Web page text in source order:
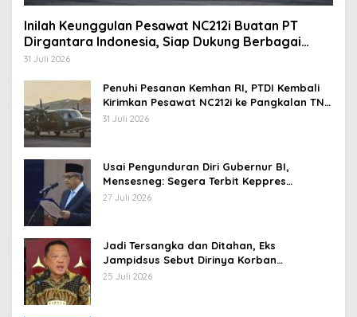
Inilah Keunggulan Pesawat NC212i Buatan PT
Dirgantara Indonesia, Siap Dukung Berbagai
Operasi TNI
31 Juli 2026
Penuhi Pesanan Kemhan RI, PTDI Kembali
Kirimkan Pesawat NC212i ke Pangkalan TNI
AU
31 Juli 2026
Usai Pengunduran Diri Gubernur BI,
Mensesneg: Segera Terbit Keppres
Pemberhentian dengan Hormat
27 Juli 2026
Jadi Tersangka dan Ditahan, Eks
Jampidsus Sebut Dirinya Korban
Kriminalisasi
25 Juli 2026